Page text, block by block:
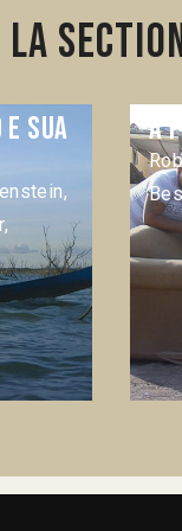
e sua
A